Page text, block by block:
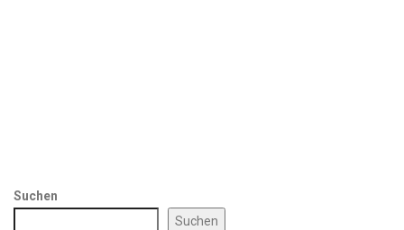
Suchen
Suchen